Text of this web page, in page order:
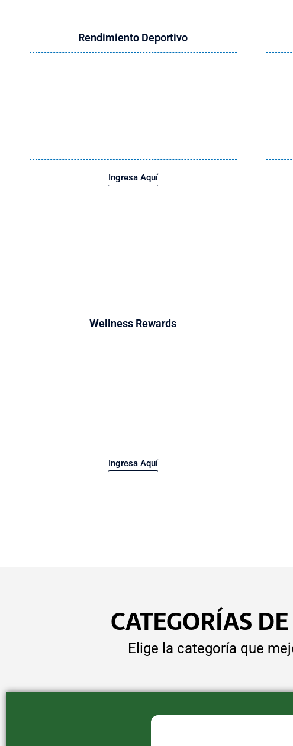
Rendimiento Deportivo
Ingresa Aquí
Wellness Rewards
Ingresa Aquí
CATEGORÍAS
Elige la categoría que